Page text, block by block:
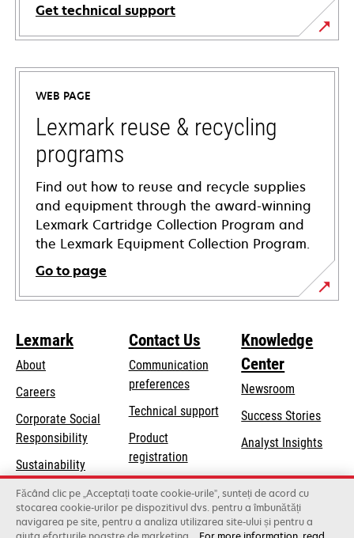
Get technical support
opens
in
new
tab
WEB PAGE
Lexmark reuse & recycling
programs
Find out how to reuse and recycle supplies
and equipment through the award-winning
Lexmark Cartridge Collection Program and
the Lexmark Equipment Collection Program.
Go to page
Lexmark
About
Careers
Corporate Social
Responsibilityopens
a
new
tab
Sustainability
Lexmark Partners
Contact Us
Communication
preferences
Technical supportopens
Product
registration
Find a dealer
List of wholesalers
Knowledge
Center
Newsroom
Success Stories
Analyst Insights
Făcând clic pe „Acceptați toate cookie-urile”, sunteți de acord cu
stocarea cookie-urilor pe dispozitivul dvs. pentru a îmbunătăți
navigarea pe site, pentru a analiza utilizarea site-ului și pentru a